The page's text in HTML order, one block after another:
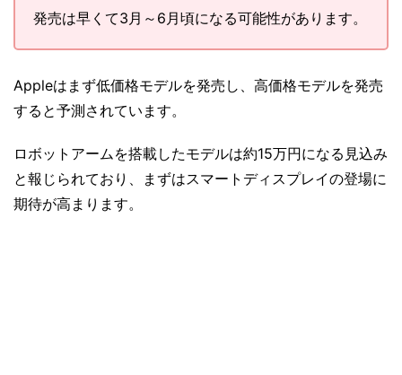
発売は早くて3月～6月頃になる可能性があります。
Appleはまず低価格モデルを発売し、高価格モデルを発売
すると予測されています。
ロボットアームを搭載したモデルは約15万円になる見込み
と報じられており、まずはスマートディスプレイの登場に
期待が高まります。